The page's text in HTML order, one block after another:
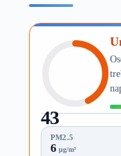
43
AQI
PM2.5
6 µg/m³